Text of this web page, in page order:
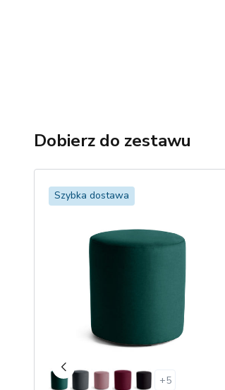
Dobierz do zestawu
Szybka dostawa
+5